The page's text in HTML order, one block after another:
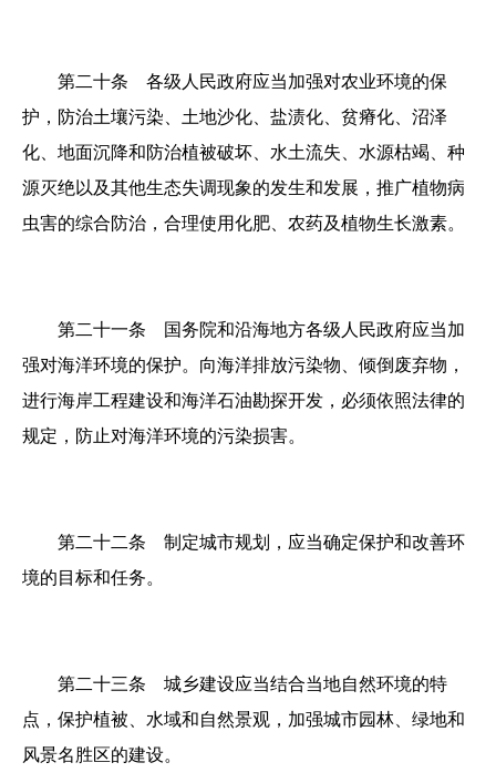
第二十条 各级人民政府应当加强对农业环境的保
护，防治土壤污染、土地沙化、盐渍化、贫瘠化、沼泽
化、地面沉降和防治植被破坏、水土流失、水源枯竭、种
源灭绝以及其他生态失调现象的发生和发展，推广植物病
虫害的综合防治，合理使用化肥、农药及植物生长激素。
第二十一条 国务院和沿海地方各级人民政府应当加
强对海洋环境的保护。向海洋排放污染物、倾倒废弃物，
进行海岸工程建设和海洋石油勘探开发，必须依照法律的
规定，防止对海洋环境的污染损害。
第二十二条 制定城市规划，应当确定保护和改善环
境的目标和任务。
第二十三条 城乡建设应当结合当地自然环境的特
点，保护植被、水域和自然景观，加强城市园林、绿地和
风景名胜区的建设。